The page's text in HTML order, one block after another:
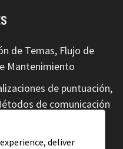
de Temas, Flujo de
Mantenimiento
de puntuación,
de comunicación
de puntuación,
puntuacióndeliver